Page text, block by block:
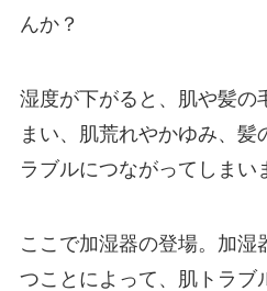
んか？
湿度が下がると、肌や髪の
まい、肌荒れやかゆみ、髪
ラブルにつながってしまい
ここで加湿器の登場。加湿
つことによって、肌トラブ